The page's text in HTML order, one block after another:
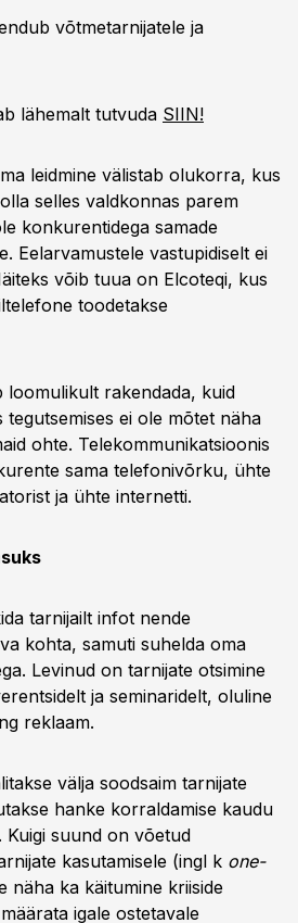
võtmetarnijatele ja
lähemalt tutvuda SIIN!
leidmine välistab olukorra, kus
selles valdkonnas parem
konkurentidega samade
Eelarvamustele vastupidiselt ei
võib tuua on Elcoteqi, kus
toodetakse
loomulikult rakendada, kuid
ei ole mõtet näha
ohte. Telekommunikatsioonis
sama telefonivõrku, ühte
ja ühte internetti.
tarnijailt infot nende
kohta, samuti suhelda oma
Levinud on tarnijate otsimine
ja seminaridelt, oluline
reklaam.
välja soodsaim tarnijate
hanke korraldamise kaudu
Kuigi suund on võetud
kasutamisele (ingl k one-
näha ka käitumine kriiside
igale ostetavale